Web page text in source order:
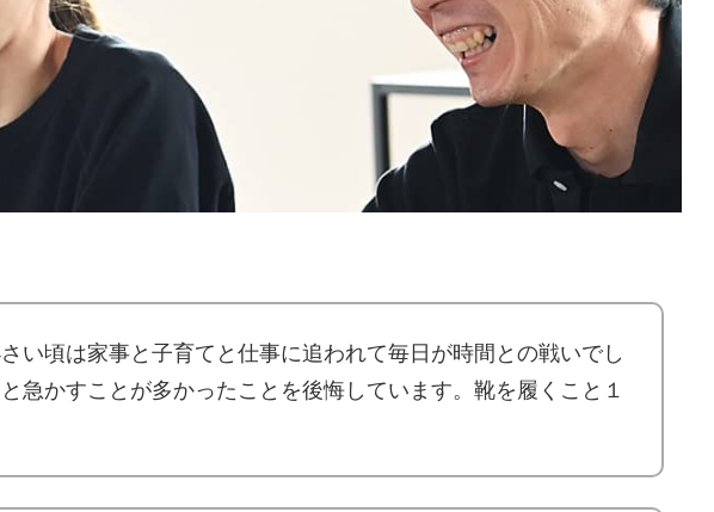
い頃は家事と子育てと仕事に追われて毎日が時間との戦いでし
急かすことが多かったことを後悔しています。靴を履くこと１